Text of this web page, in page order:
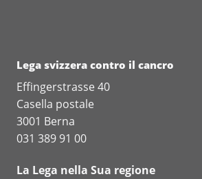
Suisse (édition 2019)
Tutti i rapporti di ricerca
Lega svizzera contro il cancro
Effingerstrasse 40
Casella postale
3001 Berna
031 389 91 00
La Lega nella Sua regione